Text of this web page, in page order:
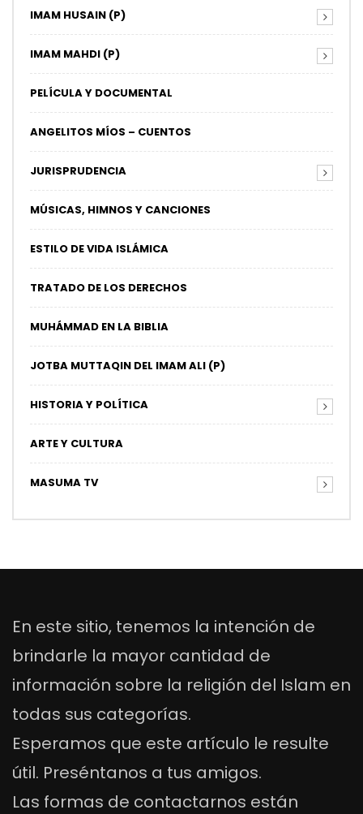
IMAM HUSAIN (P)
IMAM MAHDI (P)
PELÍCULA Y DOCUMENTAL
ANGELITOS MÍOS – CUENTOS
JURISPRUDENCIA
MÚSICAS, HIMNOS Y CANCIONES
ESTILO DE VIDA ISLÁMICA
TRATADO DE LOS DERECHOS
MUHÁMMAD EN LA BIBLIA
JOTBA MUTTAQIN DEL IMAM ALI (P)
HISTORIA Y POLÍTICA
ARTE Y CULTURA
MASUMA TV
En este sitio, tenemos la intención de
brindarle la mayor cantidad de
información sobre la religión del Islam en
todas sus categorías.
Esperamos que este artículo le resulte
útil. Preséntanos a tus amigos.
Las formas de contactarnos están